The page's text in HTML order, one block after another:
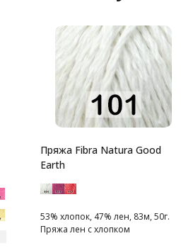
Пряжа Fibra Natura Good
Earth
53% хлопок, 47% лен, 83м, 50г.
Пряжа лен с хлопком